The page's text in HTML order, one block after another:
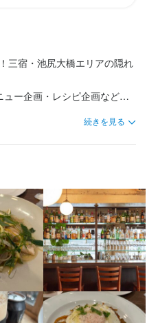
三宿・池尻大橋エリアの隠れ
ー企画・レシピ企画など幅
まで稼働の働きやすい環境
りながら、フレンチやイタ
ご提供しています。
るお客様もいらっしゃいま
造を試せる環境であるた
に興味のある人、ライブや
といったカルチャー面に興
続きを見る
)※休暇による給与の変動有
休暇あり